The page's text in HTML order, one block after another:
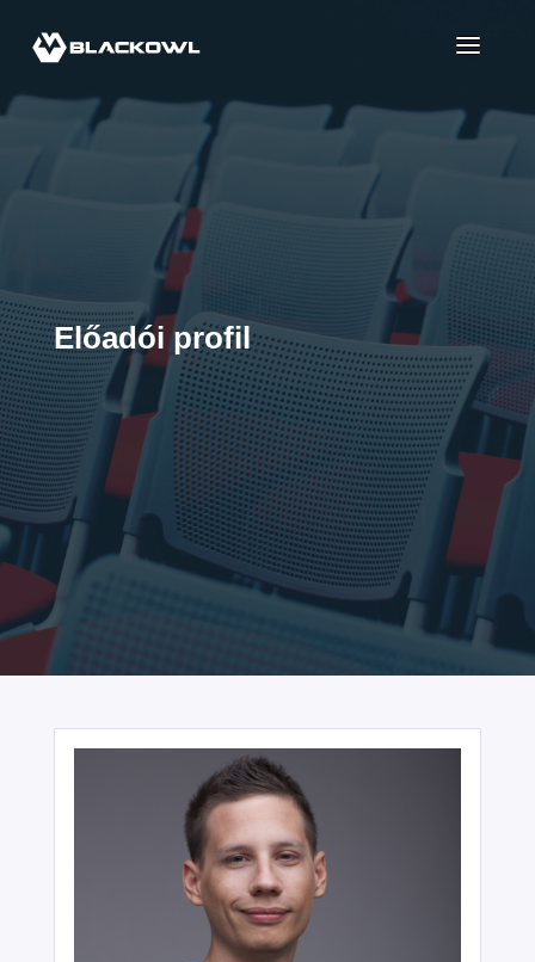
Előadói profil